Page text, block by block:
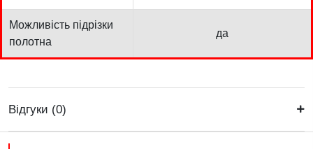
Можливість підрізки
полотна
да
Відгуки (0)